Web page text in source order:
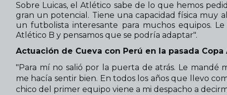
Sobre Luicas, el Atlético sabe de lo que hemos
gran un potencial. Tiene una capacidad física muy
un futbolista interesante para muchos equipos.
Atlético B y pensamos que se podría adaptar".
Actuación de Cueva con Perú en la pasada Copa
"Para mí no salió por la puerta de atrás. Le mandé
me hacía sentir bien. En todos los años que llevo
chico del primer equipo viene a mi despacho a